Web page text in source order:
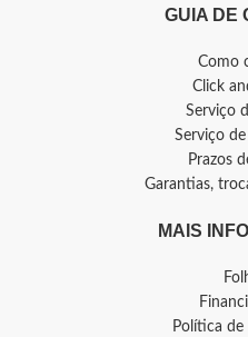
GUIA DE
Como
Click
Serviço
Serviço
Prazos
Garantias,
MAIS
Política